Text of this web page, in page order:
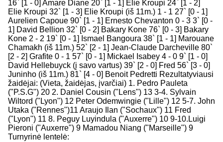
16` [1 - 0] Amare Diane 20` [1 - 1] Elie Kroupi 24` [1 - 2]
Elie Kroupi 32` [1 - 3] Elie Kroupi (iš 11m.) 1 - 1 27` [0 - 1]
Aurelien Capoue 90` [1 - 1] Ernesto Chevanton 0 - 3 3` [0 -
1] David Bellion 32` [0 - 2] Bakary Kone 76` [0 - 3] Bakary
Kone 2 - 2 19` [0 - 1] Ismael Bangoura 38` [1 - 1] Marouane
Chamakh (iš 11m.) 52` [2 - 1] Jean-Claude Darcheville 80`
[2 - 2] Grafite 0 - 1 57` [0 - 1] Mickael Isabey 4 - 0 9` [1 - 0]
David Hellebuyck (į savo vartus) 39` [2 - 0] Fred 56` [3 - 0]
Juninho (iš 11m.) 81` [4 - 0] Benoit Pedretti Rezultatyviausi
žaidėjai: (Vieta, žaidėjas, įvarčiai) 1. Pedro Pauleta
("P.S.G") 20 2. Daniel Cousin ("Lens") 13 3-4. Sylvain
Wiltord ("Lyon") 12 Peter Odemwingie ("Lille") 12 5-7. John
Utaka ("Rennes")11 Araujo Ilan ("Sochaux") 11 Fred
("Lyon") 11 8. Peguy Luyindula ("Auxerre") 10 9-10.Luigi
Pieroni ("Auxerre") 9 Mamadou Niang ("Marseille") 9
Turnyrinė lentelė: